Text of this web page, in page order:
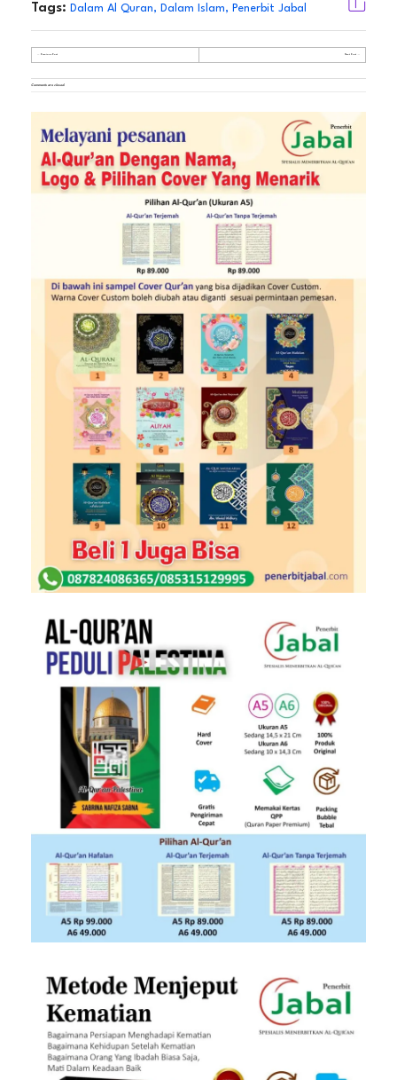
Tags: Dalam Al Quran, Dalam Islam, Penerbit Jabal
Previous Post Next Post
Comments are closed.